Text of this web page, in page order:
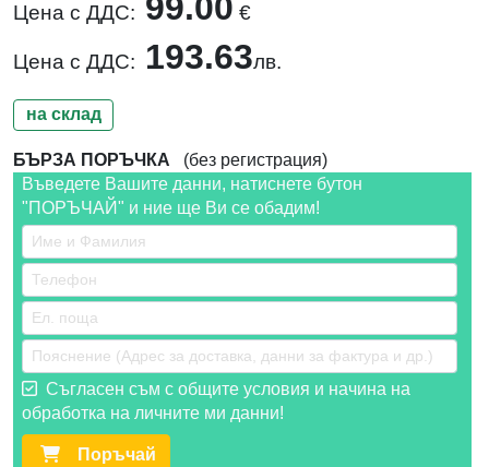
Цена с ДДС: €
Цена с ДДС: 193.63лв.
на склад
БЪРЗА ПОРЪЧКА (без регистрация)
Въведете Вашите данни, натиснете бутон
"ПОРЪЧАЙ" и ние ще Ви се обадим!
Съгласен съм с общите условия и начина на
обработка на личните ми данни!
Поръчай